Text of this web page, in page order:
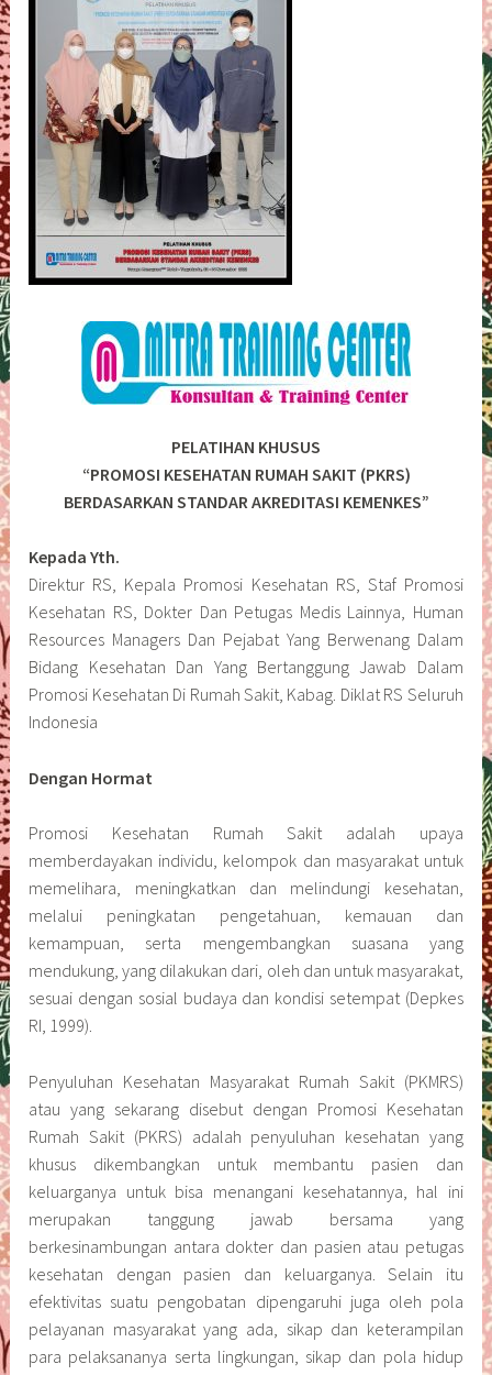
PELATIHAN KHUSUS
“PROMOSI KESEHATAN RUMAH SAKIT (PKRS)
BERDASARKAN STANDAR AKREDITASI KEMENKES”
Kepada Yth.
Direktur RS, Kepala Promosi Kesehatan RS, Staf Promosi
Kesehatan RS, Dokter Dan Petugas Medis Lainnya, Human
Resources Managers Dan Pejabat Yang Berwenang Dalam
Bidang Kesehatan Dan Yang Bertanggung Jawab Dalam
Promosi Kesehatan Di Rumah Sakit, Kabag. Diklat RS Seluruh
Indonesia
Dengan Hormat
Promosi Kesehatan Rumah Sakit adalah upaya
memberdayakan individu, kelompok dan masyarakat untuk
memelihara, meningkatkan dan melindungi kesehatan,
melalui peningkatan pengetahuan, kemauan dan
kemampuan, serta mengembangkan suasana yang
mendukung, yang dilakukan dari, oleh dan untuk masyarakat,
sesuai dengan sosial budaya dan kondisi setempat (Depkes
RI, 1999).
Penyuluhan Kesehatan Masyarakat Rumah Sakit (PKMRS)
atau yang sekarang disebut dengan Promosi Kesehatan
Rumah Sakit (PKRS) adalah penyuluhan kesehatan yang
khusus dikembangkan untuk membantu pasien dan
keluarganya untuk bisa menangani kesehatannya, hal ini
merupakan tanggung jawab bersama yang
berkesinambungan antara dokter dan pasien atau petugas
kesehatan dengan pasien dan keluarganya. Selain itu
efektivitas suatu pengobatan dipengaruhi juga oleh pola
pelayanan masyarakat yang ada, sikap dan keterampilan
para pelaksananya serta lingkungan, sikap dan pola hidup